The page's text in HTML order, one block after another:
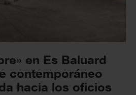
en Es Baluard
contemporáneo
hacia los oficios